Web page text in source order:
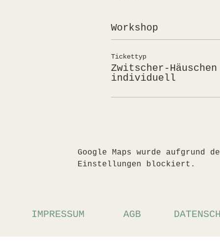
Workshop
Tickettyp
Zwitscher-Häuschen
individuell
Google Maps wurde
Einstellungen blockiert.
IMPRESSUM AGB